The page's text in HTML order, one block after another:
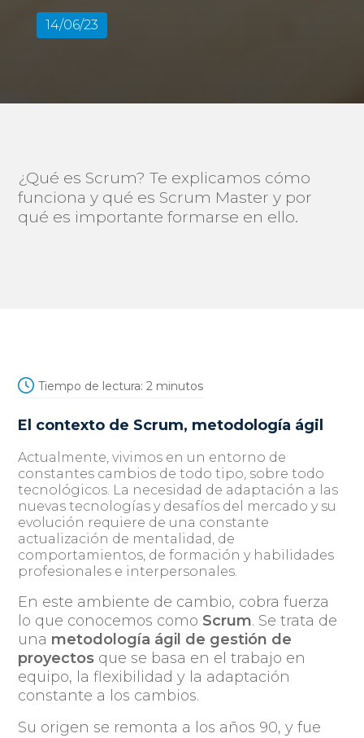
14/06/23
¿Qué es Scrum? Te explicamos cómo
funciona y qué es Scrum Master y por
qué es importante formarse en ello.
Tiempo de lectura: 2 minutos
El contexto de Scrum, metodología ágil
Actualmente, vivimos en un entorno de
constantes cambios de todo tipo, sobre todo
tecnológicos. La necesidad de adaptación a las
nuevas tecnologías y desafíos del mercado y su
evolución requiere de una constante
actualización de mentalidad, de
comportamientos, de formación y habilidades
profesionales e interpersonales.
En este ambiente de cambio, cobra fuerza
lo que conocemos como Scrum. Se trata de
una metodología ágil de gestión de
proyectos que se basa en el trabajo en
equipo, la flexibilidad y la adaptación
constante a los cambios.
Su origen se remonta a los años 90, y fue